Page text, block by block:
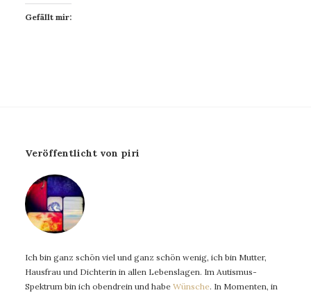
Gefällt mir:
Veröffentlicht von piri
Ich bin ganz schön viel und ganz schön wenig, ich bin Mutter,
Hausfrau und Dichterin in allen Lebenslagen. Im Autismus-
Spektrum bin ich obendrein und habe Wünsche. In Momenten, in